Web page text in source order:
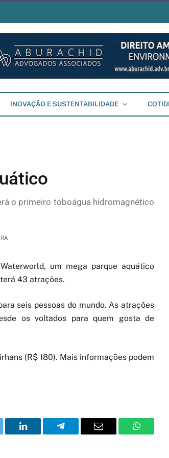
INOVAÇÃO E SUSTENTABILIDADE
o primeiro toboágua hidromagnético
um mega parque aquático
43 atrações.
seis pessoas do mundo. As atrações
os voltados para quem gosta de
(R$ 180). Mais informações podem
LinkedIn Telegram Email